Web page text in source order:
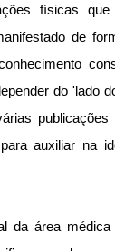
físicas
de
do 'lado
auxiliar na
da área